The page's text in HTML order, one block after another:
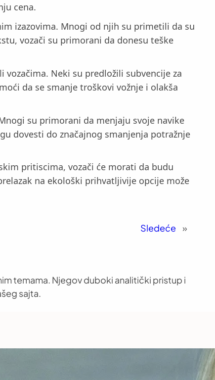
cena.
izazovima. Mnogi od njih su primetili da su
vozači su primorani da donesu teške
Neki su predložili subvencije za
da se smanje troškovi vožnje i olakša
su primorani da menjaju svoje navike
dovesti do značajnog smanjenja potražnje
pritiscima, vozači će morati da budu
na ekološki prihvatljivije opcije može
Sledeće »
temama. Njegov duboki analitički pristup i
sajta.